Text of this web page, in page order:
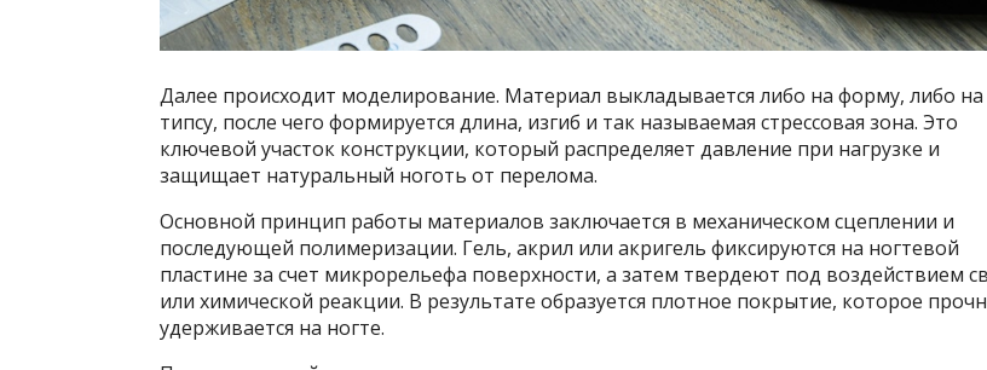
Далее происходит моделирование. Материал выкладывается либо на форму, либо на
типсу, после чего формируется длина, изгиб и так называемая стрессовая зона. Это
ключевой участок конструкции, который распределяет давление при нагрузке и
защищает натуральный ноготь от перелома.
Основной принцип работы материалов заключается в механическом сцеплении и
последующей полимеризации. Гель, акрил или акригель фиксируются на ногтевой
пластине за счет микрорельефа поверхности, а затем твердеют под воздействием
или химической реакции. В результате образуется плотное покрытие, которое
удерживается на ногте.